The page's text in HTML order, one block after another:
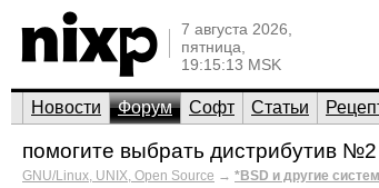
7 августа 2026,
пятница,
19:15:13 MSK
Новости Форум Софт Статьи
помогите выбрать дистрибутив №2
GNU/Linux, UNIX, Open Source → *BSD и другие